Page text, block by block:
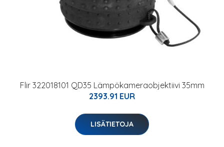
Flir 322018101 QD35 Lämpökameraobjektiivi 35mm
2393.91 EUR
LISÄTIETOJA